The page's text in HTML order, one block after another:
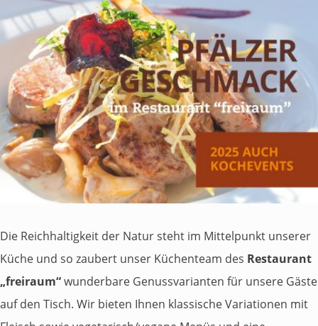
Die Reichhaltigkeit der Natur steht im Mittelpunkt unserer
Küche und so zaubert unser Küchenteam des Restaurant
„freiraum“wunderbare Genussvarianten für unsere Gäste
auf den Tisch. Wir bieten Ihnen klassische Variationen mit